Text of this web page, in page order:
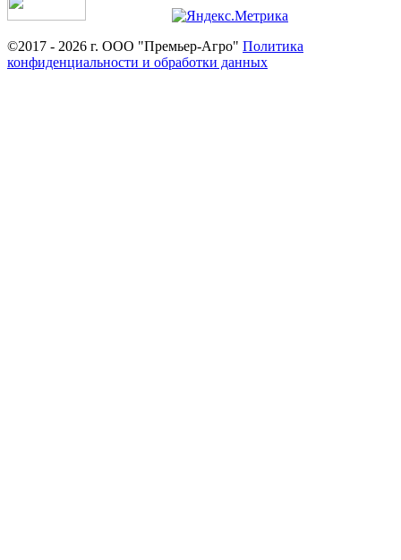
©2017 - 2026 г. ООО "Премьер-Агро" Политика
конфиденциальности и обработки данных